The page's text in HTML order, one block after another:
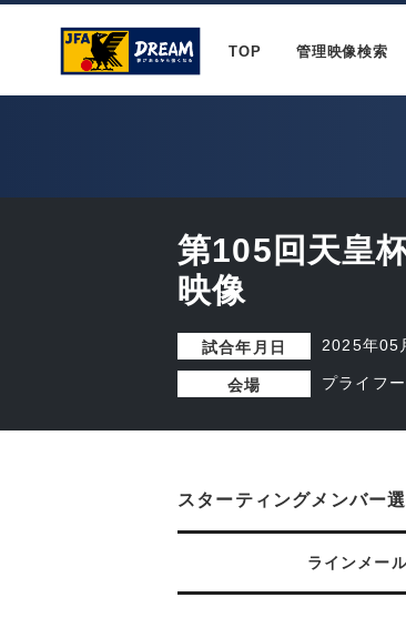
TOP 管理映像検索
第105回天皇
映像
試合年月日 2025年05
会場 プライフ
スターティングメンバー
ラインメー